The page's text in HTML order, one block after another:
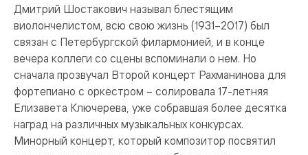
Дмитрий Шостакович называл блестящим
виолончелистом, всю свою жизнь (1931–2017) был
связан с Петербургской филармонией, и в конце
вечера коллеги со сцены вспоминали о нем. Но
сначала прозвучал Второй концерт Рахманинова для
фортепиано с оркестром – солировала 17-летняя
Елизавета Ключерева, уже собравшая более десятка
наград на различных музыкальных конкурсах.
Минорный концерт, который композитор посвятил